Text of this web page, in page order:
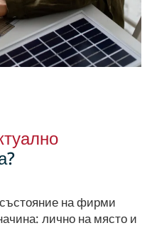
на фирми
лично на място и